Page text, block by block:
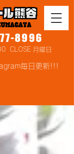
8996
CLOSE 月曜日
毎日更新!!!